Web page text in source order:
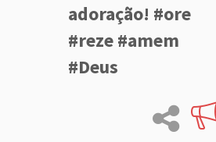
adoração! #ore
#reze #amem
#Deus